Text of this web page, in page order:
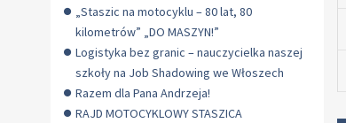
„Staszic na motocyklu – 80 lat, 80
kilometrów” „DO MASZYN!”
Logistyka bez granic – nauczycielka naszej
szkoły na Job Shadowing we Włoszech
Razem dla Pana Andrzeja!
RAJD MOTOCYKLOWY STASZICA